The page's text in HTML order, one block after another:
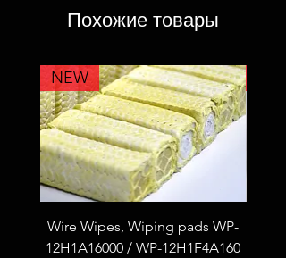
Похожие товары
NEW
Wire Wipes, Wiping pads WP-
12H1A16000 / WP-12H1F4A160